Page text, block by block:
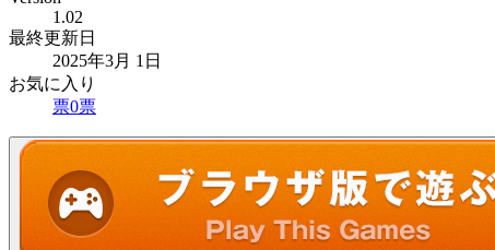
1.02
最終更新日
2025年3月 1日
お気に入り
票0票